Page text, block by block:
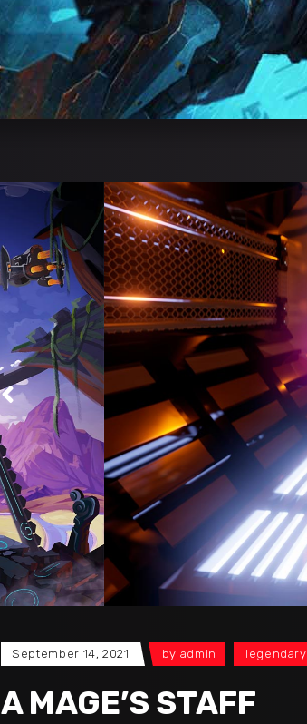
September 14, 2021 by admin legendary
A MAGE’S STAFF